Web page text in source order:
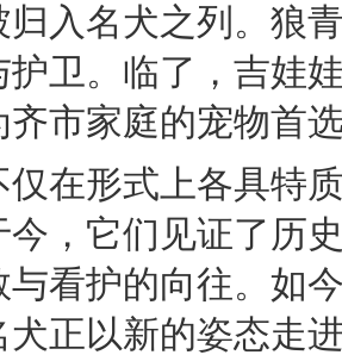
归入名犬之列。狼
护卫。临了，吉娃
齐市家庭的宠物首
仅在形式上各具特
今，它们见证了历
与看护的向往。如
犬正以新的姿态走